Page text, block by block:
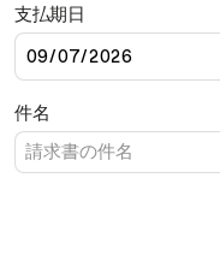
支払期日
件名